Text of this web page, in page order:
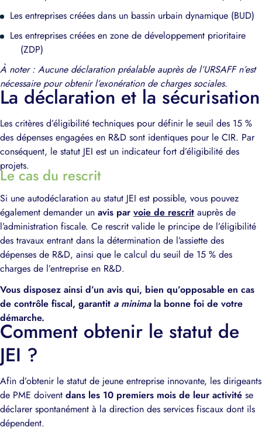
Les entreprises créées dans un bassin urbain dynamique (BUD)
Les entreprises créées en zone de développement prioritaire
(ZDP)
À noter : Aucune déclaration préalable auprès de l’URSAFF n’est
nécessaire pour obtenir l’exonération de charges sociales.
La déclaration et la sécurisation
Les critères d’éligibilité techniques pour définir le seuil des 15 %
des dépenses engagées en R&D sont identiques pour le CIR. Par
conséquent, le statut JEI est un indicateur fort d’éligibilité des
projets.
Le cas du rescrit
Si une autodéclaration au statut JEI est possible, vous pouvez
également demander un avis par voie de rescrit auprès de
l’administration fiscale. Ce rescrit valide le principe de l’éligibilité
des travaux entrant dans la détermination de l’assiette des
dépenses de R&D, ainsi que le calcul du seuil de 15 % des
charges de l’entreprise en R&D.
Vous disposez ainsi d’un avis qui, bien qu’opposable en cas
de contrôle fiscal, garantit a minimala bonne foi de votre
démarche.
Comment obtenir le statut de
JEI ?
Afin d’obtenir le statut de jeune entreprise innovante, les dirigeants
de PME doivent dans les 10 premiers mois de leur activité se
déclarer spontanément à la direction des services fiscaux dont ils
dépendent.